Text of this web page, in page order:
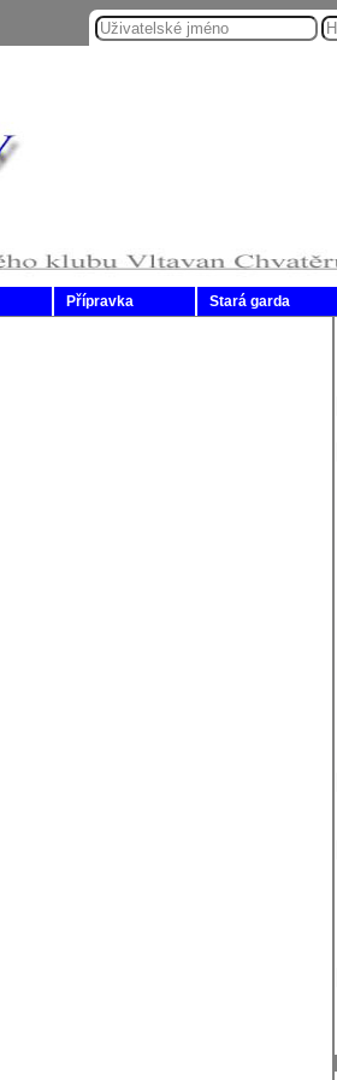
Přípravka Stará garda